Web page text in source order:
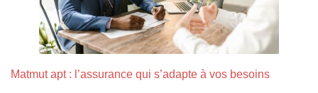
Matmut apt : l’assurance qui s’adapte à vos besoins